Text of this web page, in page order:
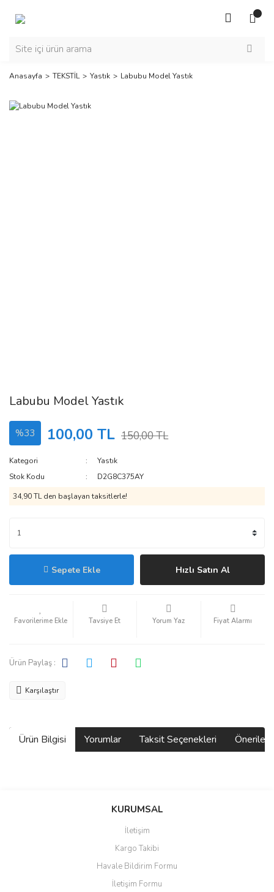
Anasayfa TEKSTİL Yastık Labubu Model Yastık
Labubu Model Yastık
%33 100,00 TL 150,00 TL
Kategori
Yastık
Stok Kodu
D2G8C375AY
34,90 TL den başlayan taksitlerle!
Sepete Ekle Hızlı Satın Al
Tavsiye Et Yorum Yaz Fiyat Alarmı
Ürün Paylaş :
Karşılaştır
Ürün Bilgisi Yorumlar Taksit Seçenekleri
Bu ürüne ilk yorumu siz yapın!
Ürün resmi kalitesiz, bozuk veya görüntülenemiyor.
Ürün açıklamasında eksik bilgiler bulunuyor.
Ürün bilgilerinde hatalar bulunuyor.
KURUMSAL
İletişim
Kargo Takibi
Havale Bildirim Formu
İletişim Formu